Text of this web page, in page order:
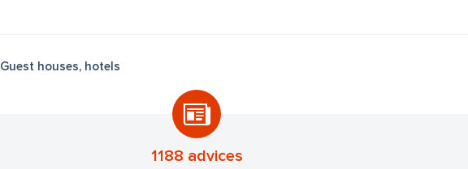
Guest houses, hotels
1188 advices